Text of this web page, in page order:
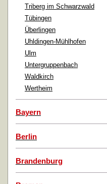
Triberg im Schwarzwald
Tübingen
Überlingen
Uhldingen-Mühlhofen
Ulm
Untergruppenbach
Waldkirch
Wertheim
Bayern
Berlin
Brandenburg